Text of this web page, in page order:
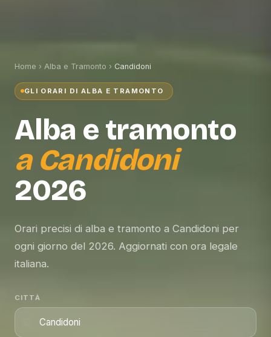
Home › Alba e Tramonto › Candidoni
GLI ORARI DI ALBA E TRAMONTO
Alba e tramonto
a Candidoni
2026
Orari precisi di alba e tramonto a Candidoni per
ogni giorno del 2026. Aggiornati con ora legale
italiana.
CITTÀ